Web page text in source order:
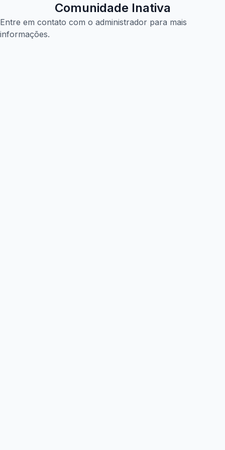
Comunidade Inativa
Entre em contato com o administrador para mais
informações.